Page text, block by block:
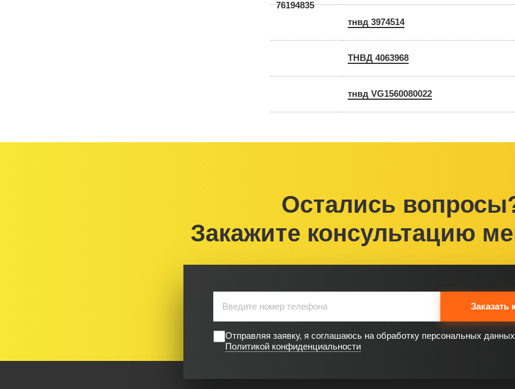
тнвд 3974514
ТНВД 4063968
тнвд VG1560080022
Остались
Закажите консультацию
Заказать
Отправляя заявку, я соглашаюсь на обработку персональных
Политикой конфиденциальности